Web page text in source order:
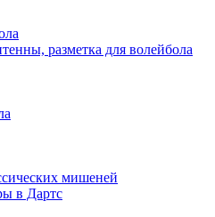
разметка для волейбола
мишеней
в Дартс